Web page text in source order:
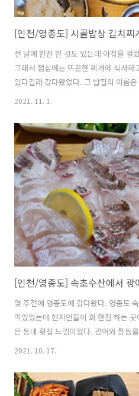
[인천/영종도] 시골밥상 김치찌
전 날에 한잔 한 것도 있는데 아침을 걸
그래서 점심에는 뜨끈한 찌개에 식사하
있다길래 갔다왔었다. 그 밥집의 이름
데 말 그대로 시골밥상 같은 음식이 나
오며 맛은 시골가면 먹을 수 있는 집밥
채, 동치미, 특제쌈장, 애호박볶음, 숙
찌개, 도토리묵 등이 나온다. 맛의 경우
우 다 맛있어서 잘 먹었다.
2021. 11. 1.
[인천/영종도] 속초수산에서 광
몇 주전에 영종도에 갔다왔다. 영종도
먹었었는데 현지인들이 회 한점 하는
은 동네 횟집 느낌이었다. 광어와 참돔
었다. 밑반찬도 이것 저것 나왔고 상당
왔다. 매운탕도 주문했었는데 실하게
있었다. 우동사리도 추가했었는데 너무
2021. 10. 17.